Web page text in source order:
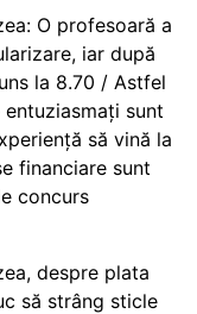
O profesoară a
iar după
la 8.70 / Astfel
sunt
să vină la
financiare sunt
concurs
despre plata
să strâng sticle